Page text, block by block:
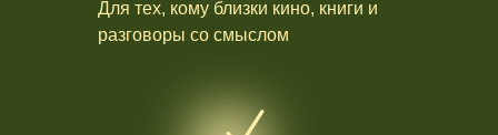
Для тех, кому близки кино, книги и
разговоры со смыслом